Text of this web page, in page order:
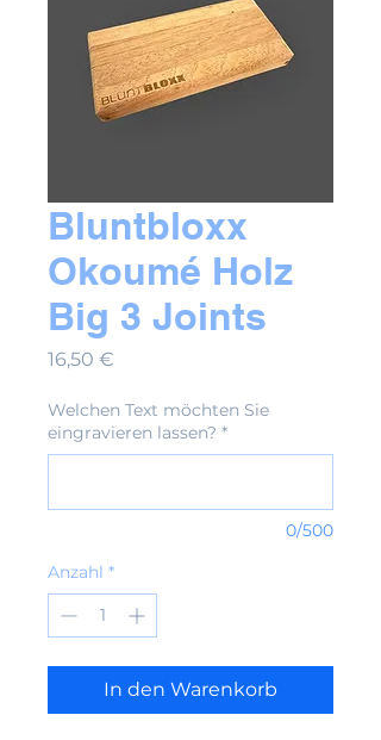
Bluntbloxx
Okoumé Holz
Big 3 Joints
16,50 €
Welchen Text möchten Sie
eingravieren lassen? *
0/500
Anzahl *
In den Warenkorb